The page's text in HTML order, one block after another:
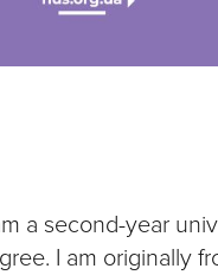
a second-year
I am originally